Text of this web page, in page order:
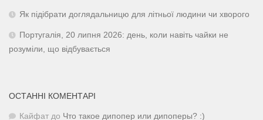
Як підібрати доглядальницю для літньої людини чи хворого
Португалія, 20 липня 2026: день, коли навіть чайки не
розуміли, що відбувається
ОСТАННІ КОМЕНТАРІ
Кайфат до Что такое дипопер или дипоперы? :)